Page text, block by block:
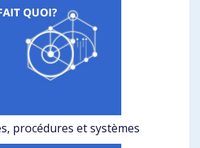
procédures et systèmes